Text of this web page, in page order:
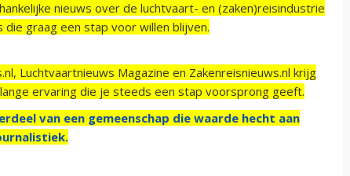
nieuws over de luchtvaart- en (zaken)reisindustrie
graag een stap voor willen blijven.
Luchtvaartnieuws Magazine en Zakenreisnieuws.nl krijg
ervaring die je steeds een stap voorsprong geeft.
van een gemeenschap die waarde hecht aan